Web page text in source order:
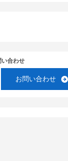
い合わせ
お問い合わせ